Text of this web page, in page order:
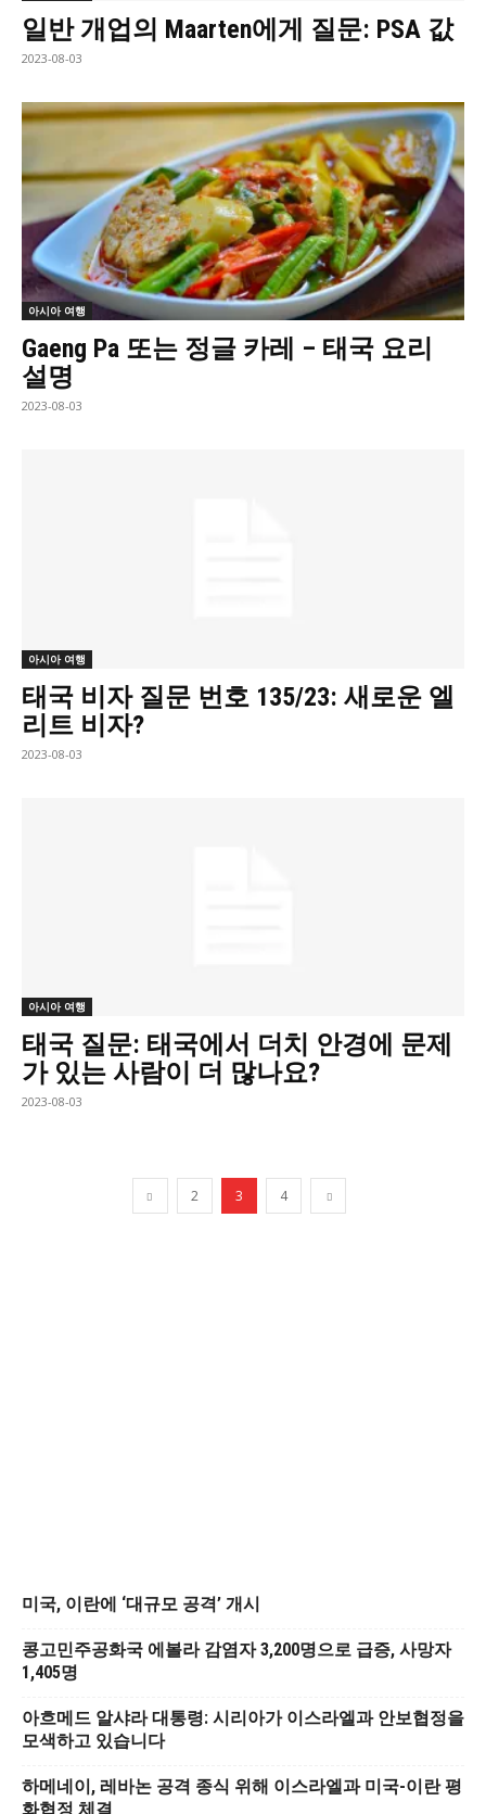
일반 개업의 Maarten에게 질문: PSA 값
2023-08-03
아시아 여행
Gaeng Pa 또는 정글 카레 – 태국 요리
설명
2023-08-03
아시아 여행
태국 비자 질문 번호 135/23: 새로운 엘
리트 비자?
2023-08-03
아시아 여행
태국 질문: 태국에서 더치 안경에 문제
가 있는 사람이 더 많나요?
2023-08-03
2 3 4
미국, 이란에 ‘대규모 공격’ 개시
콩고민주공화국 에볼라 감염자 3,200명으로 급증, 사망자
1,405명
아흐메드 알샤라 대통령: 시리아가 이스라엘과 안보협정을
모색하고 있습니다
하메네이, 레바논 공격 종식 위해 이스라엘과 미국-이란 평
화협정 체결